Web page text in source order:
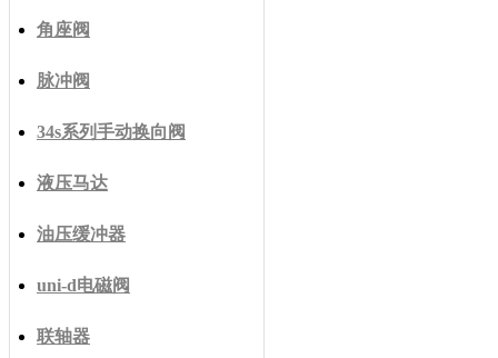
角座阀
脉冲阀
34s系列手动换向阀
液压马达
油压缓冲器
uni-d电磁阀
联轴器